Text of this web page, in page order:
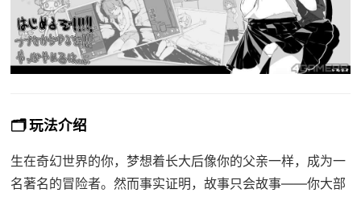
🗂️ 玩法介绍
生在奇幻世界的你，梦想着长大后像你的父亲一样，成为一
名著名的冒险者。然而事实证明，故事只会故事——你大部